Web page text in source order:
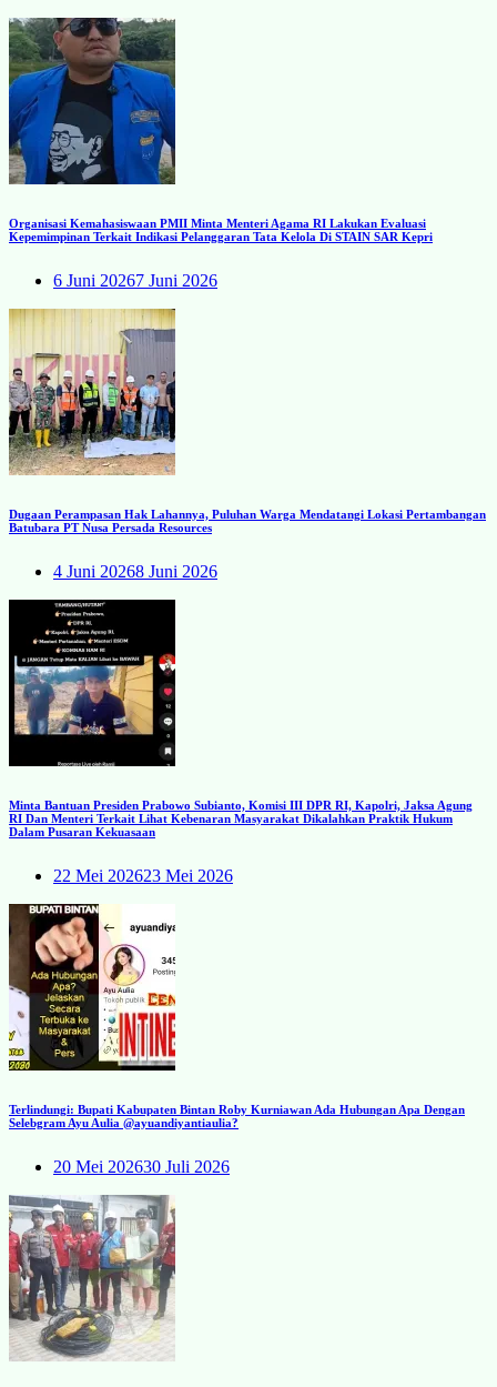
Organisasi Kemahasiswaan PMII Minta Menteri Agama RI Lakukan Evaluasi
Kepemimpinan Terkait Indikasi Pelanggaran Tata Kelola Di STAIN SAR Kepri
6 Juni 20267 Juni 2026
Dugaan Perampasan Hak Lahannya, Puluhan Warga Mendatangi Lokasi Pertambangan
Batubara PT Nusa Persada Resources
4 Juni 20268 Juni 2026
Minta Bantuan Presiden Prabowo Subianto, Komisi III DPR RI, Kapolri, Jaksa Agung
RI Dan Menteri Terkait Lihat Kebenaran Masyarakat Dikalahkan Praktik Hukum
Dalam Pusaran Kekuasaan
22 Mei 202623 Mei 2026
Terlindungi: Bupati Kabupaten Bintan Roby Kurniawan Ada Hubungan Apa Dengan
Selebgram Ayu Aulia @ayuandiyantiaulia?
20 Mei 202630 Juli 2026